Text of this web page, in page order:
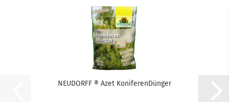
NEUDORFF ® Azet KoniferenDünger